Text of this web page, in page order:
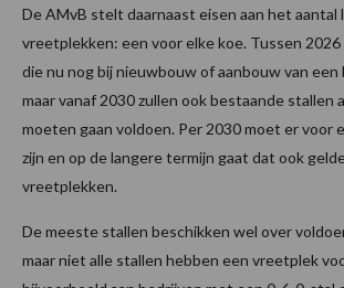
De AMvB stelt daarnaast eisen aan het aantal
vreetplekken: een voor elke koe. Tussen
die nu nog bij nieuwbouw of aanbouw van een
maar vanaf 2030 zullen ook bestaande stallen
moeten gaan voldoen. Per 2030 moet er voor
zijn en op de langere termijn gaat dat ook
vreetplekken.
De meeste stallen beschikken wel over
maar niet alle stallen hebben een vreetplek